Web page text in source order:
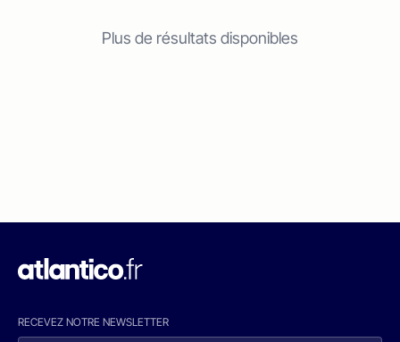
Plus de résultats disponibles
RECEVEZ NOTRE NEWSLETTER